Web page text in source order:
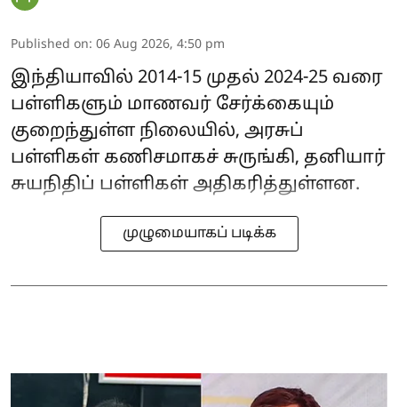
Published on: 06 Aug 2026, 4:50 pm
இந்தியாவில் 2014-15 முதல் 2024-25 வரை
பள்ளிகளும் மாணவர் சேர்க்கையும்
குறைந்துள்ள நிலையில், அரசுப்
பள்ளிகள் கணிசமாகச் சுருங்கி, தனியார்
சுயநிதிப் பள்ளிகள் அதிகரித்துள்ளன.
முழுமையாகப் படிக்க